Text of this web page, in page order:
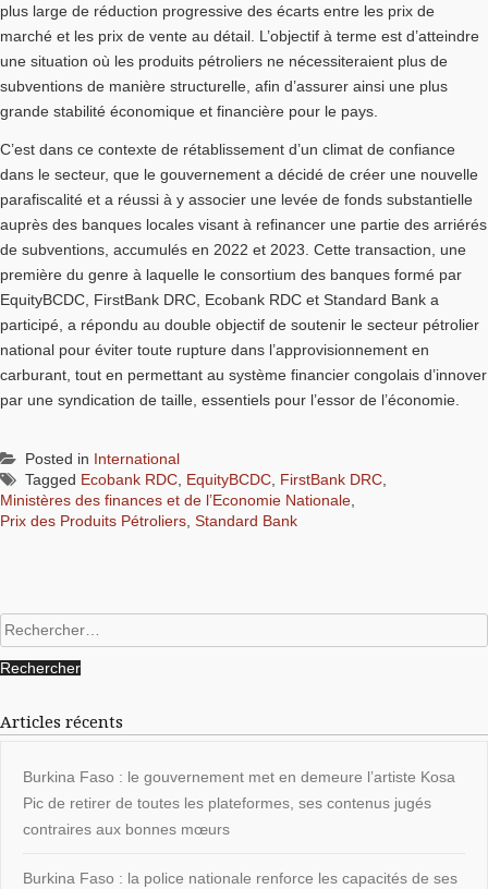
plus large de réduction progressive des écarts entre les prix de
marché et les prix de vente au détail. L’objectif à terme est d’atteindre
une situation où les produits pétroliers ne nécessiteraient plus de
subventions de manière structurelle, afin d’assurer ainsi une plus
grande stabilité économique et financière pour le pays.
C’est dans ce contexte de rétablissement d’un climat de confiance
dans le secteur, que le gouvernement a décidé de créer une nouvelle
parafiscalité et a réussi à y associer une levée de fonds substantielle
auprès des banques locales visant à refinancer une partie des arriérés
de subventions, accumulés en 2022 et 2023. Cette transaction, une
première du genre à laquelle le consortium des banques formé par
EquityBCDC, FirstBank DRC, Ecobank RDC et Standard Bank a
participé, a répondu au double objectif de soutenir le secteur pétrolier
national pour éviter toute rupture dans l’approvisionnement en
carburant, tout en permettant au système financier congolais d’innover
par une syndication de taille, essentiels pour l’essor de l’économie.
Posted in International
Tagged Ecobank RDC EquityBCDC FirstBank DRC
Ministères des finances et de l’Economie Nationale
Prix des Produits Pétroliers Standard Bank
Rechercher :
Articles récents
Burkina Faso : le gouvernement met en demeure l’artiste Kosa
Pic de retirer de toutes les plateformes, ses contenus jugés
contraires aux bonnes mœurs
Burkina Faso : la police nationale renforce les capacités de ses